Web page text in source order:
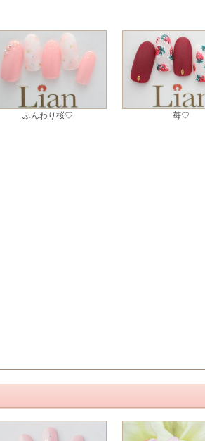
ふんわり桜♡ 苺♡